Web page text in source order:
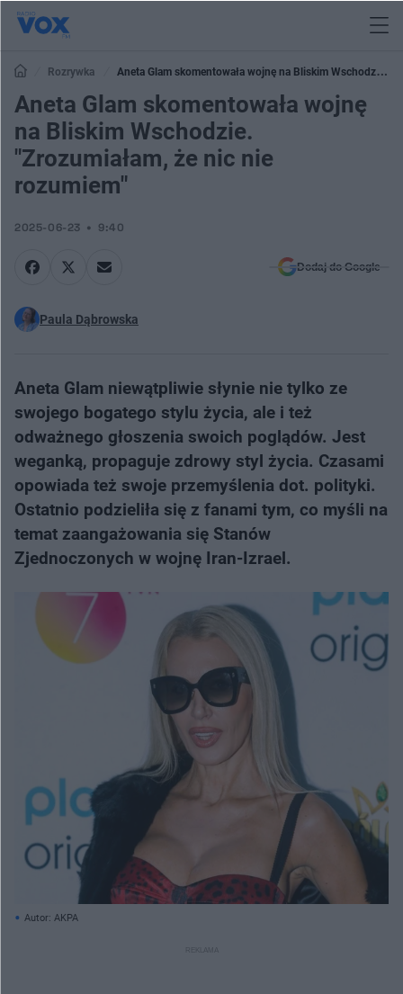
Rozrywka
Aneta Glam skomentowała wojnę na Bliskim Wschodzie.
"Zrozumiałam, że nic nie rozumiem"
Aneta Glam skomentowała wojnę
na Bliskim Wschodzie.
"Zrozumiałam, że nic nie
rozumiem"
2025-06-23 9:40
Dodaj do Google
Paula Dąbrowska
Aneta Glam niewątpliwie słynie nie tylko ze
swojego bogatego stylu życia, ale i też
odważnego głoszenia swoich poglądów. Jest
weganką, propaguje zdrowy styl życia. Czasami
opowiada też swoje przemyślenia dot. polityki.
Ostatnio podzieliła się z fanami tym, co myśli na
temat zaangażowania się Stanów
Zjednoczonych w wojnę Iran-Izrael.
Autor: AKPA